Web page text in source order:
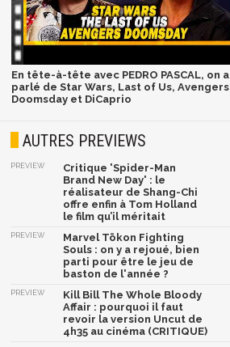
En tête-à-tête avec PEDRO PASCAL, on a
parlé de Star Wars, Last of Us, Avengers
Doomsday et DiCaprio
AUTRES PREVIEWS
PREVIEW
Critique 'Spider-Man
Brand New Day' : le
réalisateur de Shang-Chi
offre enfin à Tom Holland
le film qu’il méritait
PREVIEW
Marvel Tōkon Fighting
Souls : on y a rejoué, bien
parti pour être le jeu de
baston de l'année ?
PREVIEW
Kill Bill The Whole Bloody
Affair : pourquoi il faut
revoir la version Uncut de
4h35 au cinéma (CRITIQUE)